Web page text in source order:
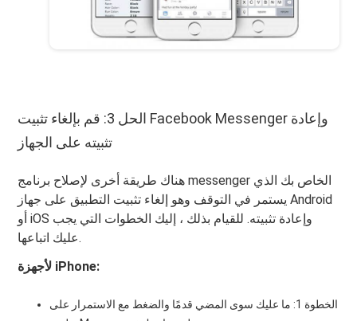
الحل 3: قم بإلغاء تثبيت Facebook Messenger وإعادة
تثبيته على الجهاز
هناك طريقة أخرى لإصلاح برنامج messenger الخاص بك الذي
يستمر في التوقف وهو إلغاء تثبيت التطبيق على جهاز Android
أو iOS وإعادة تثبيته. للقيام بذلك ، إليك الخطوات التي يجب
عليك اتباعها.
لأجهزة iPhone:
الخطوة 1: ما عليك سوى المضي قدمًا والضغط مع الاستمرار على